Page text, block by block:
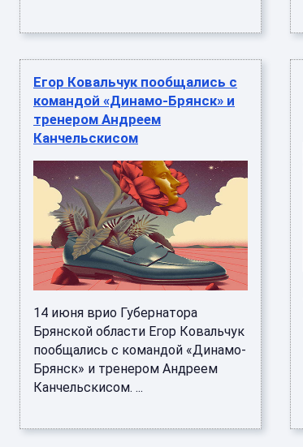
Егор Ковальчук пообщались с
командой «Динамо-Брянск» и
тренером Андреем
Канчельскисом
14 июня врио Губернатора
Брянской области Егор Ковальчук
пообщались с командой «Динамо-
Брянск» и тренером Андреем
Канчельскисом. ...